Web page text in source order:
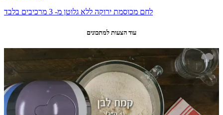
לחם מכוסמת ירוקה ללא גלוטן מ- 3 מרכיבים בלבד
עוד הצעות למתכונים